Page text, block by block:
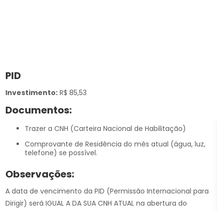
PID
Investimento: R$ 85,53
Documentos:
Trazer a CNH (Carteira Nacional de Habilitação)
Comprovante de Residência do mês atual (água, luz,
telefone) se possível.
Observações:
A data de vencimento da PID (Permissão Internacional para
Dirigir) será IGUAL A DA SUA CNH ATUAL na abertura do